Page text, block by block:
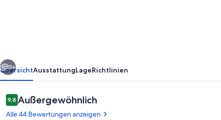
Garten,
Pool
und
herrlichem
Weiter
11+
ÜbersichtAusstattungLageRichtlinien
Bewertungen
9,89,8 von 10.
Außergewöhnlich
Alle 44 Bewertungen anzeigen